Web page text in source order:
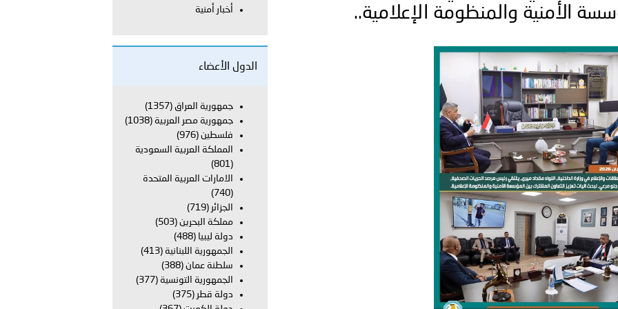
فلسطين ـ 1448/02/22هـ ــ الموافق 2026/08/05 م - الشرطة الفلسطينية والكلية الدولية الجامعية للعلوم والصحة توقعان اتفاقية
في المجالات الأكاديمية والتدريبية، والتوعية والإرشاد المجتمعي..
الإمارات ـ 1448/02/22هـ ــ الموافق 2026/08/05 م - شرطة أبوظبي تحذر من زيادة عدد الركاب في المركبات حفاظًا على سلامة
الإمارات ـ 1448/02/22هـ ــ الموافق 2026/08/05 م - شرطة أبوظبي تطلع وفد الشرطة الإيطالية على منظومتي التأهيل الشرطي
الإمارات ـ 1448/02/22هـ ــ الموافق 2026/08/05 م - شرطة أبوظبي تنظم حملة للتبرع بالدم في منطقة الظفرة تعزيزا للمسؤولية
الأمنية والمنظومة الإعلامية..
أخبار أمنية
الدول الأعضاء
جمهورية العراق (1357)
جمهورية مصر العربية (1038)
فلسطين(976)
المملكة العربية السعودية
(801)
الامارات العربية المتحدة
(740)
الجزائر (719)
مملكة البحرين (503)
دولة ليبيا (488)
الجمهورية اللبنانية (413)
سلطنة عمان (388)
الجمهورية التونسية (377)
دولة قطر (375)